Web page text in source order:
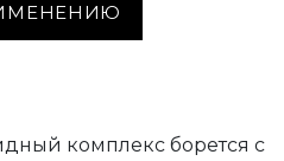
комплекс борется с